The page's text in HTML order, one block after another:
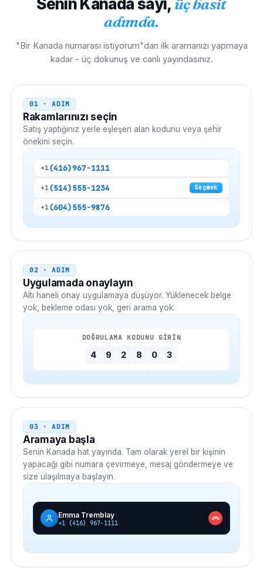
SeninKanadasayı, üç basit
adımda.
"Bir Kanada numarası istiyorum"dan ilk aramanızı yapmaya
kadar - üç dokunuş ve canlı yayındasınız.
01 · ADIM
Rakamlarınızı seçin
Satış yaptığınız yerle eşleşen alan kodunu veya şehir
önekini seçin.
+1(416)967-1111
+1(514)555-1234 Seçmek
+1(604)555-9876
02 · ADIM
Uygulamada onaylayın
Altı haneli onay uygulamaya düşüyor. Yüklenecek belge
yok, bekleme odası yok, geri arama yok.
DOĞRULAMA KODUNU GİRİN
4 9 2 8 0 3
03 · ADIM
Aramaya başla
Senin Kanada hat yayında. Tam olarak yerel bir kişinin
yapacağı gibi numara çevirmeye, mesaj göndermeye ve
size ulaşılmaya başlayın.
Emma Tremblay
+1 (416) 967-1111